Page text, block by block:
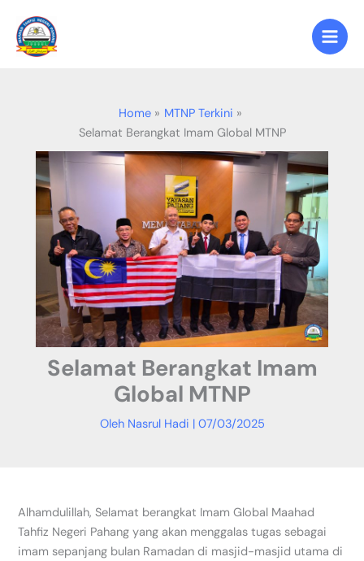
content
Home
MTNP Terkini
Selamat Berangkat Imam Global MTNP
Selamat Berangkat Imam
Global MTNP
Oleh Nasrul Hadi | 07/03/2025
Alhamdulillah, Selamat berangkat Imam Global Maahad
Tahfiz Negeri Pahang yang akan menggalas tugas sebagai
imam sepanjang bulan Ramadan di masjid-masjid utama di